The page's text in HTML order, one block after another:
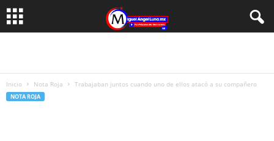
Inicio Nota Roja Trabajaban juntos cuando uno de ellos atacó a su compañero
NOTA ROJA